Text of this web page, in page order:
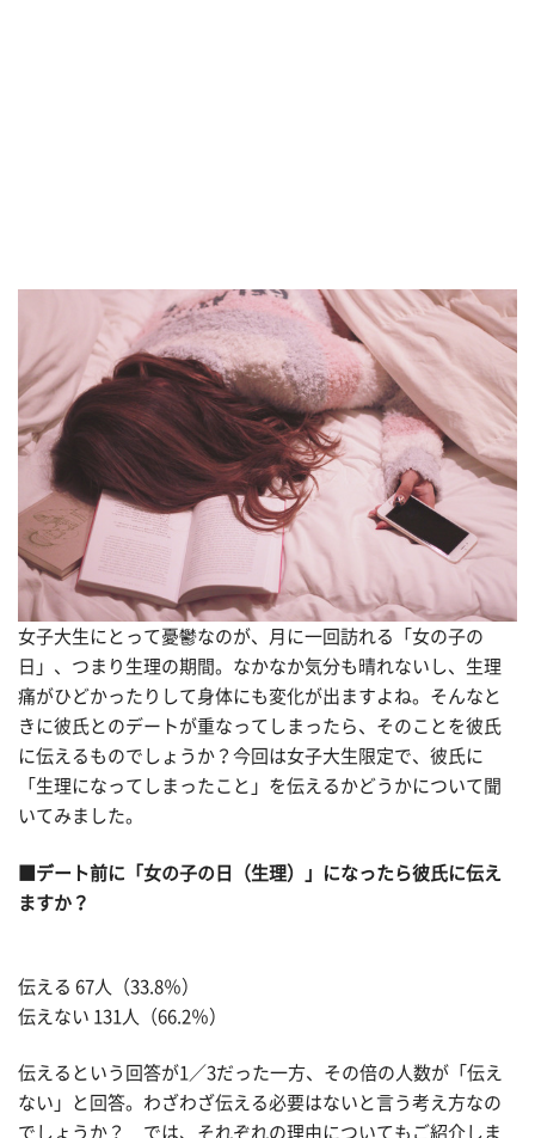
女子大生にとって憂鬱なのが、月に一回訪れる「女の子の
日」、つまり生理の期間。なかなか気分も晴れないし、生理
痛がひどかったりして身体にも変化が出ますよね。そんなと
きに彼氏とのデートが重なってしまったら、そのことを彼氏
に伝えるものでしょうか？今回は女子大生限定で、彼氏に
「生理になってしまったこと」を伝えるかどうかについて聞
いてみました。
■デート前に「女の子の日（生理）」になったら彼氏に伝え
ますか？
伝える 67人（33.8％）
伝えない 131人（66.2％）
伝えるという回答が1／3だった一方、その倍の人数が「伝え
ない」と回答。わざわざ伝える必要はないと言う考え方なの
でしょうか？ では、それぞれの理由についてもご紹介しま